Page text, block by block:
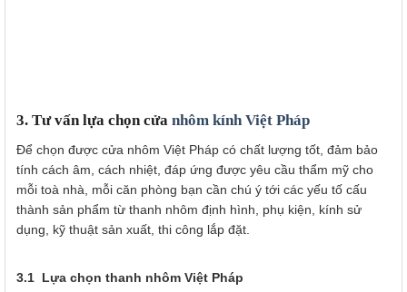
3. Tư vấn lựa chọn cửa nhôm kính Việt Pháp
Để chọn được cửa nhôm Việt Pháp có chất lượng tốt, đảm bảo
tính cách âm, cách nhiệt, đáp ứng được yêu cầu thẩm mỹ cho
mỗi toà nhà, mỗi căn phòng bạn cần chú ý tới các yếu tố cấu
thành sản phẩm từ thanh nhôm định hình, phụ kiện, kính sử
dụng, kỹ thuật sản xuất, thi công lắp đặt.
3.1 Lựa chọn thanh nhôm Việt Pháp